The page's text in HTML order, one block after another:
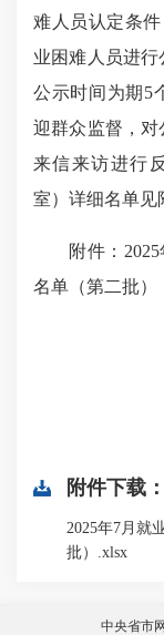
难人员认定条
业困难人员进行
公示时间为期5
迎群众监督，
来信来访进行
室）详细名单见
附件：
名单（第二批）
附件下载：
2025年7月就
批）.xlsx
中央省市